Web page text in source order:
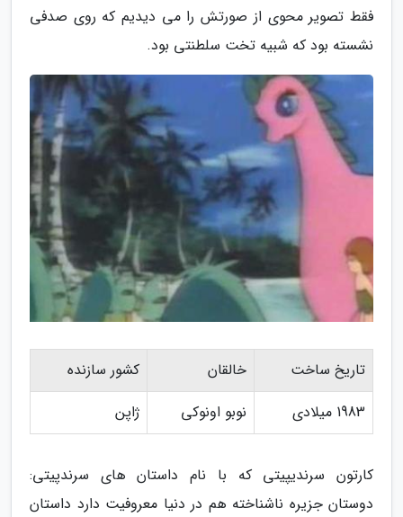
فقط تصویر محوی از صورتش را می دیدیم که روی صدفی
نشسته بود که شبیه تخت سلطنتی بود.
تاریخ ساخت خالقان
کشور سازنده
1983 میلادی
نوبو اونوکی ژاپن
کارتون سرندیپیتی که با نام داستان های سرندپیتی:
دوستان جزیره ناشناخته هم در دنیا معروفیت دارد داستان